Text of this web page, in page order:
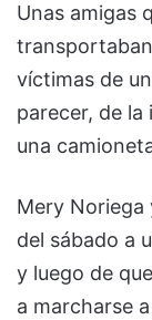
Unas amigas
víctimas de
parecer, de
una
Mery Noriega
del sábado a
y luego de
a marcharse